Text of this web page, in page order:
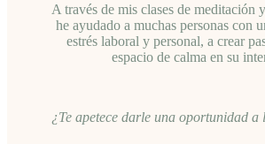
A través de mis clases de meditación
he ayudado a muchas personas con
estrés laboral y personal, a crear
espacio de calma en su
¿Te apetece darle una oportunidad a